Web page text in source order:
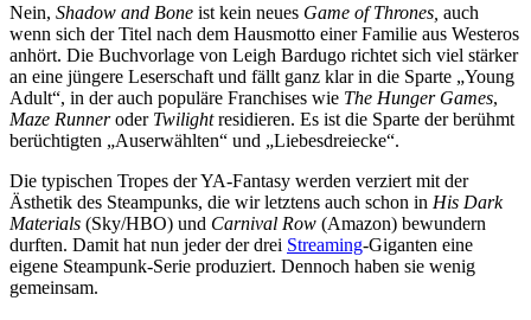
Nein, Shadow and Bone ist kein neues Game of Thrones, auch
wenn sich der Titel nach dem Hausmotto einer Familie aus Westeros
anhört. Die Buchvorlage von Leigh Bardugo richtet sich viel stärker
an eine jüngere Leserschaft und fällt ganz klar in die Sparte „Young
Adult“, in der auch populäre Franchises wie The Hunger Games,
Maze Runneroder Twilightresidieren. Es ist die Sparte der berühmt
berüchtigten „Auserwählten“ und „Liebesdreiecke“.
Die typischen Tropes der YA-Fantasy werden verziert mit der
Ästhetik des Steampunks, die wir letztens auch schon in His Dark
Materials (Sky/HBO) und Carnival Row (Amazon) bewundern
durften. Damit hat nun jeder der drei Streaming-Giganten eine
eigene Steampunk-Serie produziert. Dennoch haben sie wenig
gemeinsam.